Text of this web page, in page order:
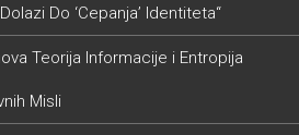
Do ‘Cepanja’ Identiteta“
Teorija Informacije i Entropija
Misli